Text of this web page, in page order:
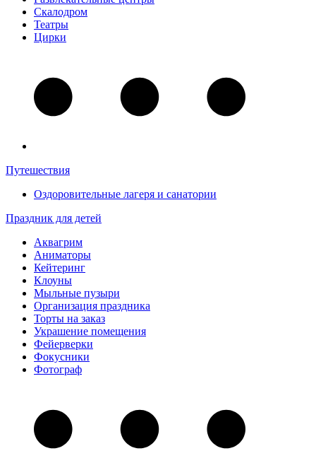
Скалодром
Театры
Цирки
Путешествия
Оздоровительные лагеря и санатории
Праздник для детей
Аквагрим
Аниматоры
Кейтеринг
Клоуны
Мыльные пузыри
Организация праздника
Торты на заказ
Украшение помещения
Фейерверки
Фокусники
Фотограф